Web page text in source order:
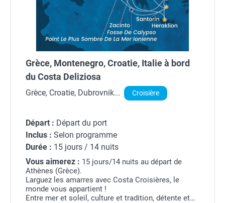
Grèce, Montenegro, Croatie, Italie à bord
du Costa Deliziosa
Grèce, Croatie, Dubrovnik... Croisière
Départ : Départ du port
Inclus : Selon programme
Durée : 15 jours / 14 nuits
Vous aimerez : 15 jours/14 nuits au départ de
Athènes (Grèce).
Larguez les amarres avec Costa Croisières, le
monde vous appartient !
Entre mer et soleil, culture et tradition, détente et